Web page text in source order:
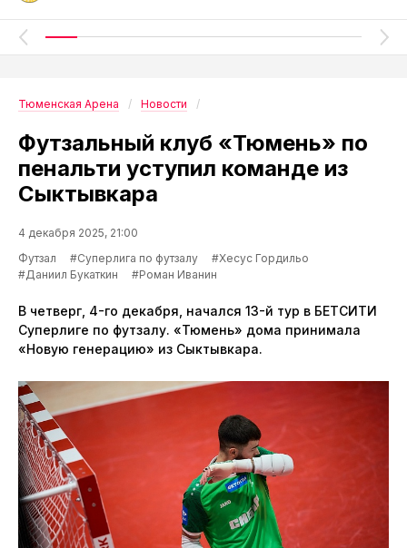
Тюменская Арена Новости
Футзальный клуб «Тюмень» по
пенальти уступил команде из
Сыктывкара
4 декабря 2025, 21:00
Футзал
#Суперлига по футзалу
#Хесус Гордильо
#Даниил Букаткин
#Роман Иванин
В четверг, 4-го декабря, начался 13-й тур в БЕТСИТИ
Суперлиге по футзалу. «Тюмень» дома принимала
«Новую генерацию» из Сыктывкара.